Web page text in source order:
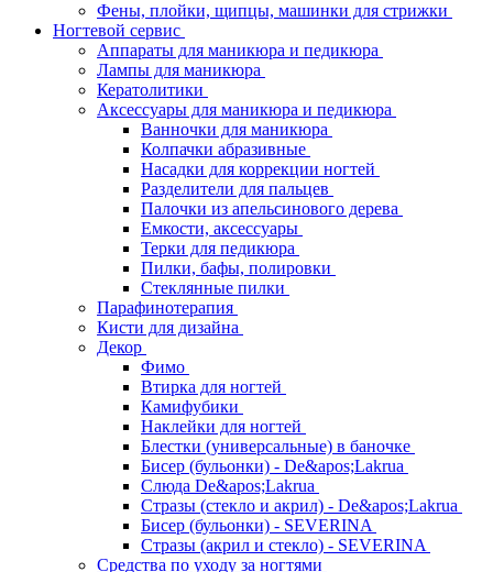
Фены, плойки, щипцы, машинки для стрижки
Ногтевой сервис
Аппараты для маникюра и педикюра
Лампы для маникюра
Кератолитики
Аксессуары для маникюра и педикюра
Ванночки для маникюра
Колпачки абразивные
Насадки для коррекции ногтей
Разделители для пальцев
Палочки из апельсинового дерева
Емкости, аксессуары
Терки для педикюра
Пилки, бафы, полировки
Стеклянные пилки
Парафинотерапия
Кисти для дизайна
Декор
Фимо
Втирка для ногтей
Камифубики
Наклейки для ногтей
Блестки (универсальные) в баночке
Бисер (бульонки) - De&apos;Lakrua
Слюда De&apos;Lakrua
Стразы (стекло и акрил) - De&apos;Lakrua
Бисер (бульонки) - SEVERINA
Стразы (акрил и стекло) - SEVERINA
Средства по уходу за ногтями